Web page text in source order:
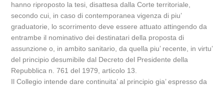
hanno riproposto la tesi, disattesa dalla Corte territoriale,
secondo cui, in caso di contemporanea vigenza di piu’
graduatorie, lo scorrimento deve essere attuato attingendo da
entrambe il nominativo dei destinatari della proposta di
assunzione o, in ambito sanitario, da quella piu’ recente, in virtu’
del principio desumibile dal Decreto del Presidente della
Repubblica n. 761 del 1979, articolo 13.
Il Collegio intende dare continuita’ al principio gia’ espresso da